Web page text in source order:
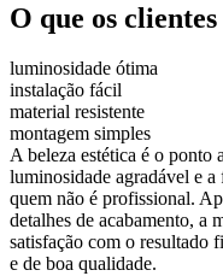
O que os
luminosidade ótima
instalação fácil
material resistente
montagem simples
A beleza estética é o ponto
luminosidade agradável e
quem não é profissional.
detalhes de acabamento, a
satisfação com o resultado
e de boa qualidade.